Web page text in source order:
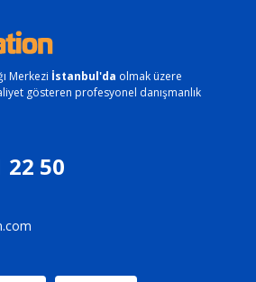
Merkezi İstanbul'da olmak üzere
gösteren profesyonel danışmanlık
22 50